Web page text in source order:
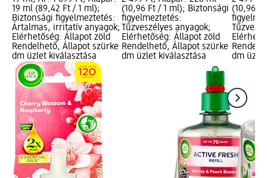
19 ml (89,42 Ft / 1 ml);
Biztonsági figyelmeztetés:
Ártalmas, irritatív anyagok;
Elérhetőség: Állapot zöld
Rendelhető, Állapot szürke
dm üzlet kiválasztása
(10,96 Ft / 1 ml); Biztonsági
figyelmeztetés:
Tűzveszélyes anyagok;
Elérhetőség: Állapot zöld
Rendelhető, Állapot szürke
dm üzlet kiválasztása
(10,96
dm